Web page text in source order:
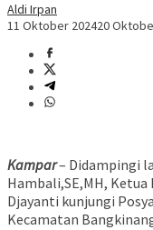
Aldi Irpan
11 Oktober 202420
Kampar– Didampingi
Hambali,SE,MH,
Djayanti kunjungi
Kecamatan